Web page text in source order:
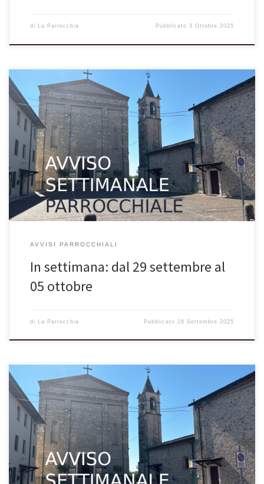
di La Parrocchia Pubblicato3 Ottobre 2025
VOLANTINO SETTIMANALE PARROCCHIALE 28 settembre – 26^
domenica del Tempo Ordinario – Anno C In quel tempo, Gesù
disse ai farisei: «C’era un uomo ricco, che indossava vestiti di
porpora e di lino finissimo, e ogni giorno si dava a lauti banchetti.
Un povero, di nome Lazzaro, stava alla sua […]
AVVISI PARROCCHIALI
In settimana: dal 29 settembre al
05 ottobre
di La Parrocchia Pubblicato 28 Settembre 2025
VOLANTINO SETTIMANALE PARROCCHIALE 21 settembre – 25^
domenica del Tempo Ordinario – Anno C In quel tempo, Gesù
diceva ai discepoli: «Chi è fedele in cose di poco conto, è fedele
anche in cose importanti; e chi è disonesto in cose di poco conto,
è disonesto anche in cose importanti. […]